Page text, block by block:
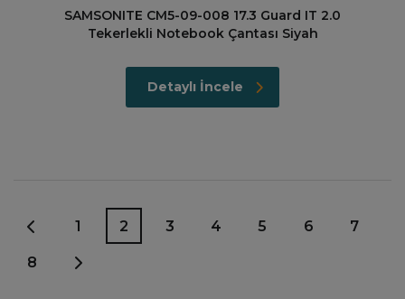
SAMSONITE CM5-09-008 17.3 Guard IT 2.0
Tekerlekli Notebook Çantası Siyah
Detaylı İncele
1 2 3 4 5 6 7
8